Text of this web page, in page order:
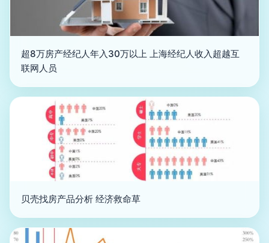
超8万房产经纪人年入30万以上 上海经纪人收入超越互
联网人员
贝壳找房产品分析 经济救命草